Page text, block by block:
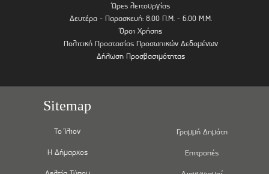
Ώρες λειτουργίας
Δευτέρα - Παρασκευή: 8.00 Π.Μ. - 6.00 Μ.Μ.
Όροι Χρήσης
Πολιτική Προστασίας Προσωπικών Δεδομένων
Δήλωση Προσβασιμότητας
Sitemap
Το Ίλιον
Η Δήμαρχος
Γραμμή Δημότη
Επιτροπές